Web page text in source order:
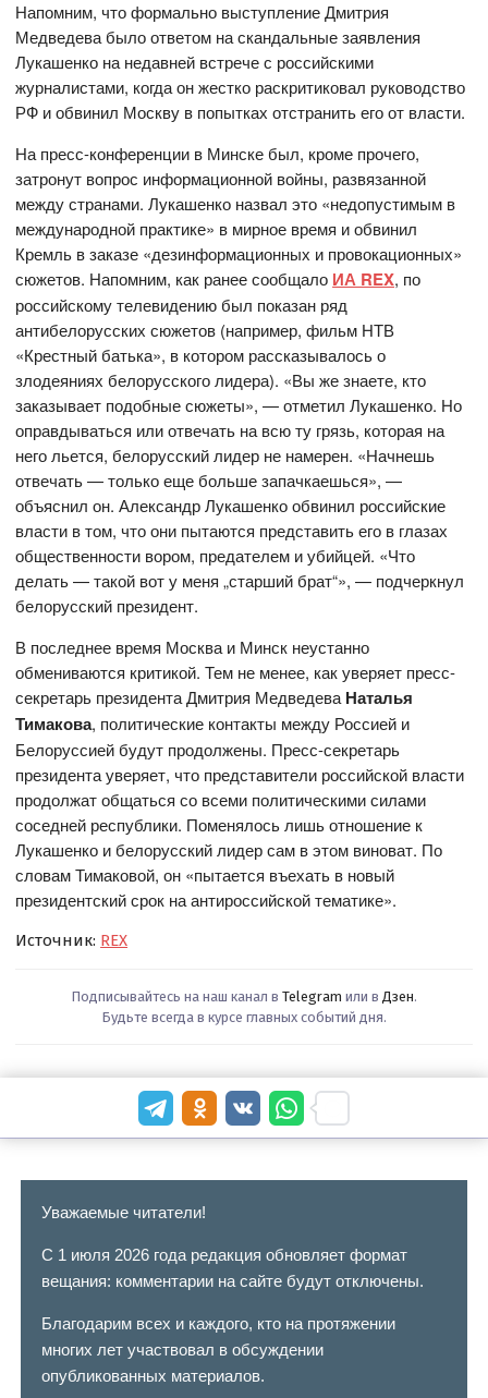
Напомним, что формально выступление Дмитрия
Медведева было ответом на скандальные заявления
Лукашенко на недавней встрече с российскими
журналистами, когда он жестко раскритиковал руководство
РФ и обвинил Москву в попытках отстранить его от власти.
На пресс-конференции в Минске был, кроме прочего,
затронут вопрос информационной войны, развязанной
между странами. Лукашенко назвал это «недопустимым в
международной практике» в мирное время и обвинил
Кремль в заказе «дезинформационных и провокационных»
сюжетов. Напомним, как ранее сообщало ИА REX, по
российскому телевидению был показан ряд
антибелорусских сюжетов (например, фильм НТВ
«Крестный батька», в котором рассказывалось о
злодеяниях белорусского лидера). «Вы же знаете, кто
заказывает подобные сюжеты», — отметил Лукашенко. Но
оправдываться или отвечать на всю ту грязь, которая на
него льется, белорусский лидер не намерен. «Начнешь
отвечать — только еще больше запачкаешься», —
объяснил он. Александр Лукашенко обвинил российские
власти в том, что они пытаются представить его в глазах
общественности вором, предателем и убийцей. «Что
делать — такой вот у меня „старший брат“», — подчеркнул
белорусский президент.
В последнее время Москва и Минск неустанно
обмениваются критикой. Тем не менее, как уверяет пресс-
секретарь президента Дмитрия Медведева Наталья
Тимакова, политические контакты между Россией и
Белоруссией будут продолжены. Пресс-секретарь
президента уверяет, что представители российской власти
продолжат общаться со всеми политическими силами
соседней республики. Поменялось лишь отношение к
Лукашенко и белорусский лидер сам в этом виноват. По
словам Тимаковой, он «пытается въехать в новый
президентский срок на антироссийской тематике».
Источник: REX
Подписывайтесь на наш канал в Telegram или в Дзен.
Будьте всегда в курсе главных событий дня.
Уважаемые читатели!
С 1 июля 2026 года редакция обновляет формат
вещания: комментарии на сайте будут отключены.
Благодарим всех и каждого, кто на протяжении
многих лет участвовал в обсуждении
опубликованных материалов.